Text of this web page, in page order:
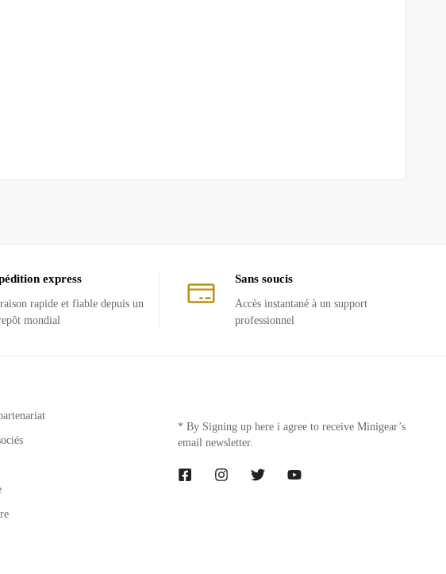
express
rapide et fiable depuis un
mondial
Sans soucis
Accès instantané à un support
professionnel
* By Signing up here i agree to receive Minigear’s
email newsletter.